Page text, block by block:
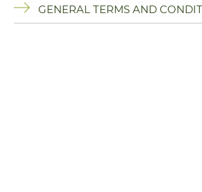
GENERAL TERMS AND